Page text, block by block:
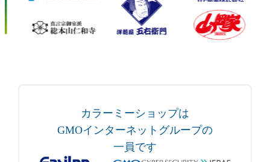
カラーミーショップは
GMOインターネットグループの
一員です